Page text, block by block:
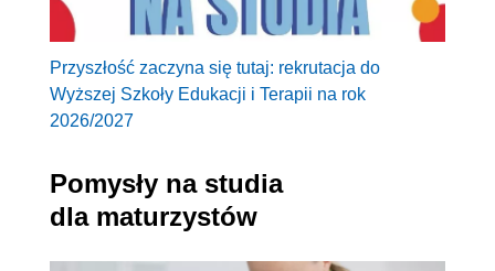
Przyszłość zaczyna się tutaj: rekrutacja do
Wyższej Szkoły Edukacji i Terapii na rok
2026/2027
Pomysły na studia
dla maturzystów